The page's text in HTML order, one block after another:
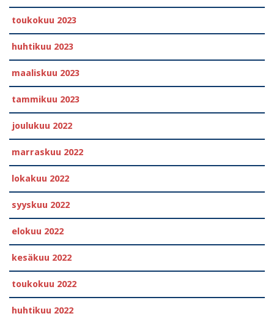
toukokuu 2023
huhtikuu 2023
maaliskuu 2023
tammikuu 2023
joulukuu 2022
marraskuu 2022
lokakuu 2022
syyskuu 2022
elokuu 2022
kesäkuu 2022
toukokuu 2022
huhtikuu 2022